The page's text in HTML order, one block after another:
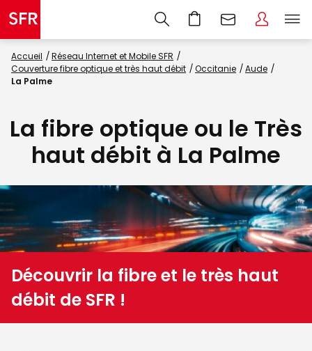
Accueil
Réseau Internet et Mobile SFR
Couverture fibre optique et très haut débit
Occitanie
Aude
La Palme
La fibre optique ou le Très
haut débit à La Palme
Découvrir la fibre et le très haut
débit de SFR !